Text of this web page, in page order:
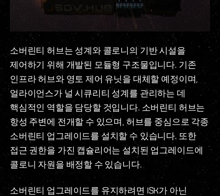
소버린티 허브는 성계와 콜로니의 기반 시설을
제어하기 위해 개발된 모듈형 구조물입니다. 기존
인프라 허브와 영토 제어 유닛을 대체할 예정이며,
얼라이언스가 널 시큐리티 성계를 관리하는 데
핵심적인 역할을 담당할 것입니다. 소버린티 허브는
항성 주변에 전개할 수 있으며, 허브를 중심으로 각종
소버린티 업그레이드를 설치할 수 있습니다. 또한
접근 권한을 가진 캡슐리어는 설치된 업그레이드에
콜로니 자원을 배정할 수 있습니다.
소버린티 업그레이드를 유지하려면 ISK가 아닌